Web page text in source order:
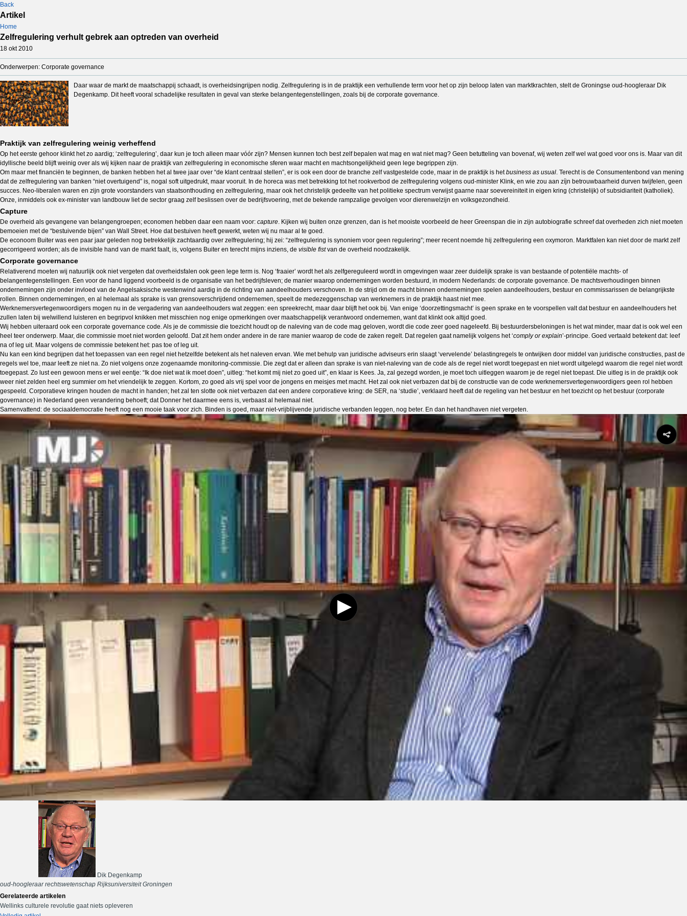
Back
Artikel
Home
Zelfregulering verhult gebrek aan optreden van overheid
18 okt 2010
Onderwerpen: Corporate governance
Daar waar de markt de maatschappij schaadt, is overheidsingrijpen nodig. Zelfregulering is in de praktijk een verhullende term voor het op zijn beloop laten van marktkrachten, stelt de Groningse oud-hoogleraar Dik
Degenkamp. Dit heeft vooral schadelijke resultaten in geval van sterke belangentegenstellingen, zoals bij de corporate governance.
Praktijk van zelfregulering weinig verheffend
Op het eerste gehoor klinkt het zo aardig; ‘zelfregulering’, daar kun je toch alleen maar vóór zijn? Mensen kunnen toch best zelf bepalen wat mag en wat niet mag? Geen betutteling van bovenaf, wij weten zelf wel wat goed voor ons is. Maar van dit
idyllische beeld blijft weinig over als wij kijken naar de praktijk van zelfregulering in economische sferen waar macht en machtsongelijkheid geen lege begrippen zijn.
Om maar met financiën te beginnen, de banken hebben het al twee jaar over “de klant centraal stellen”, er is ook een door de branche zelf vastgestelde code, maar in de praktijk is hetbusiness as usual. Terecht is de Consumentenbond van mening
dat de zelfregulering van banken “niet overtuigend” is, nogal soft uitgedrukt, maar vooruit. In de horeca was met betrekking tot het rookverbod de zelfregulering volgens oud-minister Klink, en wie zou aan zíjn betrouwbaarheid durven twijfelen, geen
succes. Neo-liberalen waren en zijn grote voorstanders van staatsonthouding en zelfregulering, maar ook het christelijk gedeelte van het politieke spectrum verwijst gaarne naar soevereiniteit in eigen kring (christelijk) of subsidiariteit (katholiek).
Onze, inmiddels ook ex-minister van landbouw liet de sector graag zelf beslissen over de bedrijfsvoering, met de bekende rampzalige gevolgen voor dierenwelzijn en volksgezondheid.
Capture
De overheid als gevangene van belangengroepen; economen hebben daar een naam voor: capture. Kijken wij buiten onze grenzen, dan is het mooiste voorbeeld de heer Greenspan die in zijn autobiografie schreef dat overheden zich niet moeten
bemoeien met de “bestuivende bijen” van Wall Street. Hoe dat bestuiven heeft gewerkt, weten wij nu maar al te goed.
De econoom Buiter was een paar jaar geleden nog betrekkelijk zachtaardig over zelfregulering; hij zei: “zelfregulering is synoniem voor geen regulering”; meer recent noemde hij zelfregulering een oxymoron. Marktfalen kan niet door de markt zelf
gecorrigeerd worden; als de invisible hand van de markt faalt, is, volgens Buiter en terecht mijns inziens, de visible fistvan de overheid noodzakelijk.
Corporate governance
Relativerend moeten wij natuurlijk ook niet vergeten dat overheidsfalen ook geen lege term is. Nog ‘fraaier’ wordt het als zelfgereguleerd wordt in omgevingen waar zeer duidelijk sprake is van bestaande of potentiële machts- of
belangentegenstellingen. Een voor de hand liggend voorbeeld is de organisatie van het bedrijfsleven; de manier waarop ondernemingen worden bestuurd, in modern Nederlands: de corporate governance. De machtsverhoudingen binnen
ondernemingen zijn onder invloed van de Angelsaksische westenwind aardig in de richting van aandeelhouders verschoven. In de strijd om de macht binnen ondernemingen spelen aandeelhouders, bestuur en commissarissen de belangrijkste
rollen. Binnen ondernemingen, en al helemaal als sprake is van grensoverschrijdend ondernemen, speelt de medezeggenschap van werknemers in de praktijk haast niet mee.
Werknemersvertegenwoordigers mogen nu in de vergadering van aandeelhouders wat zeggen: een spreekrecht, maar daar blijft het ook bij. Van enige ‘doorzettingsmacht’ is geen sprake en te voorspellen valt dat bestuur en aandeelhouders het
zullen laten bij welwillend luisteren en begripvol knikken met misschien nog enige opmerkingen over maatschappelijk verantwoord ondernemen, want dat klinkt ook altijd goed.
Wij hebben uiteraard ook een corporate governance code. Als je de commissie die toezicht houdt op de naleving van de code mag geloven, wordt die code zeer goed nageleefd. Bij bestuurdersbeloningen is het wat minder, maar dat is ook wel een
heel teer onderwerp. Maar, die commissie moet niet worden geloofd. Dat zit hem onder andere in de rare manier waarop de code de zaken regelt. Dat regelen gaat namelijk volgens het ‘comply or explain’-principe. Goed vertaald betekent dat: leef
na of leg uit. Maar volgens de commissie betekent het: pas toe of leg uit.
Nu kan een kind begrijpen dat het toepassen van een regel niet hetzelfde betekent als het naleven ervan. Wie met behulp van juridische adviseurs erin slaagt ‘vervelende’ belastingregels te ontwijken door middel van juridische constructies, past de
regels wel toe, maar leeft ze niet na. Zo niet volgens onze zogenaamde monitoring-commissie. Die zegt dat er alleen dan sprake is van niet-naleving van de code als de regel niet wordt toegepast en niet wordt uitgelegd waarom die regel niet wordt
toegepast. Zo lust een gewoon mens er wel eentje: “Ik doe niet wat ik moet doen”, uitleg: “het komt mij niet zo goed uit”, en klaar is Kees. Ja, zal gezegd worden, je moet toch uitleggen waarom je de regel niet toepast. Die uitleg is in de praktijk ook
weer niet zelden heel erg summier om het vriendelijk te zeggen. Kortom, zo goed als vrij spel voor de jongens en meisjes met macht. Het zal ook niet verbazen dat bij de constructie van de code werknemersvertegenwoordigers geen rol hebben
gespeeld. Corporatieve kringen houden de macht in handen; het zal ten slotte ook niet verbazen dat een andere corporatieve kring: de SER, na ‘studie’, verklaard heeft dat de regeling van het bestuur en het toezicht op het bestuur (corporate
governance) in Nederland geen verandering behoeft; dat Donner het daarmee eens is, verbaast al helemaal niet.
Samenvattend: de sociaaldemocratie heeft nog een mooie taak voor zich. Binden is goed, maar niet-vrijblijvende juridische verbanden leggen, nog beter. En dan het handhaven niet vergeten.
Dik Degenkamp
oud-hoogleraar rechtswetenschap Rijksuniversiteit Groningen
Gerelateerde artikelen
Wellinks culturele revolutie gaat niets opleveren